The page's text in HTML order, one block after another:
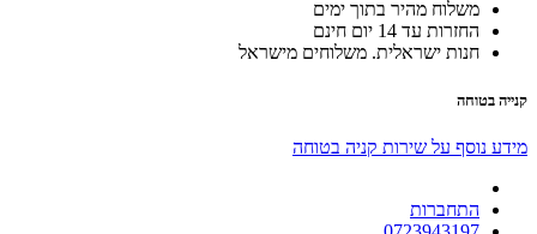
משלוח מהיר בתוך ימים
החזרות עד 14 יום חינם
חנות ישראלית. משלוחים מישראל
קנייה בטוחה
מידע נוסף על שירות קניה בטוחה
התחברות